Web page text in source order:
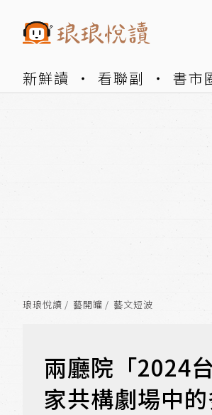
新鮮讀 看聯副 書市
琅琅悅讀 藝開罐 藝文短波
兩廳院「2024
家共構劇場中